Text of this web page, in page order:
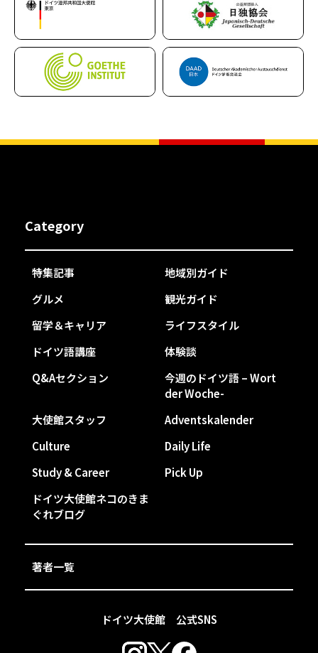
ドイツ大使館 公式SNS
Category
特集記事
地域別ガイド
グルメ
観光ガイド
留学＆キャリア
ライフスタイル
ドイツ語講座
体験談
Q&Aセクション
今週のドイツ語 – Wort
der Woche-
大使館スタッフ
Adventskalender
Culture
Daily Life
Study & Career
Pick Up
ドイツ大使館ネコのきま
ぐれブログ
著者一覧